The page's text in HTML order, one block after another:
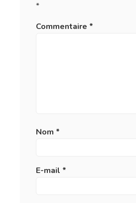
*
Commentaire *
Nom *
E-mail *